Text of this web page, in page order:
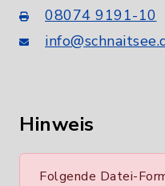
08074 9191-10
Hinweis
Folgende Datei-